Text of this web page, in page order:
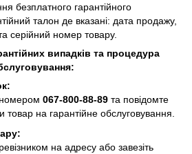
безплатного гарантійного
талон де вказані: дата продажу,
серійний номер товару.
випадків та процедура
067-800-88-89 та повідомте
товар на гарантійне обслуговування.
на адресу або завезіть